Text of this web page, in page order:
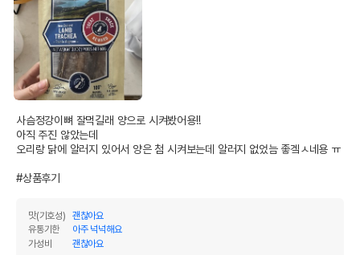
사슴정강이뼈 잘먹길래 양으로 시켜봤어용!!
아직 주진 않았는데
오리랑 닭에 알러지 있어서 양은 첨 시켜보는데 알러지 없었늠 좋겤ㅅ네용 ㅠ
#상품후기
맛(기호성)
괜찮아요
유통기한
아주 넉넉해요
가성비
괜찮아요